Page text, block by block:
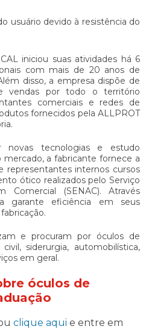
usuário devido à resistência do
iniciou suas atividades há 6
com mais de 20 anos de
disso, a empresa dispõe de
vendas por todo o território
comerciais e redes de
fornecidos pela ALLPROT
novas tecnologias e estudo
a fabricante fornece a
representantes internos cursos
ótico realizados pelo Serviço
Comercial (SENAC). Através
garante eficiência em seus
e procuram por óculos de
siderurgia, automobilística,
em geral.
óculos de
clique aqui e entre em